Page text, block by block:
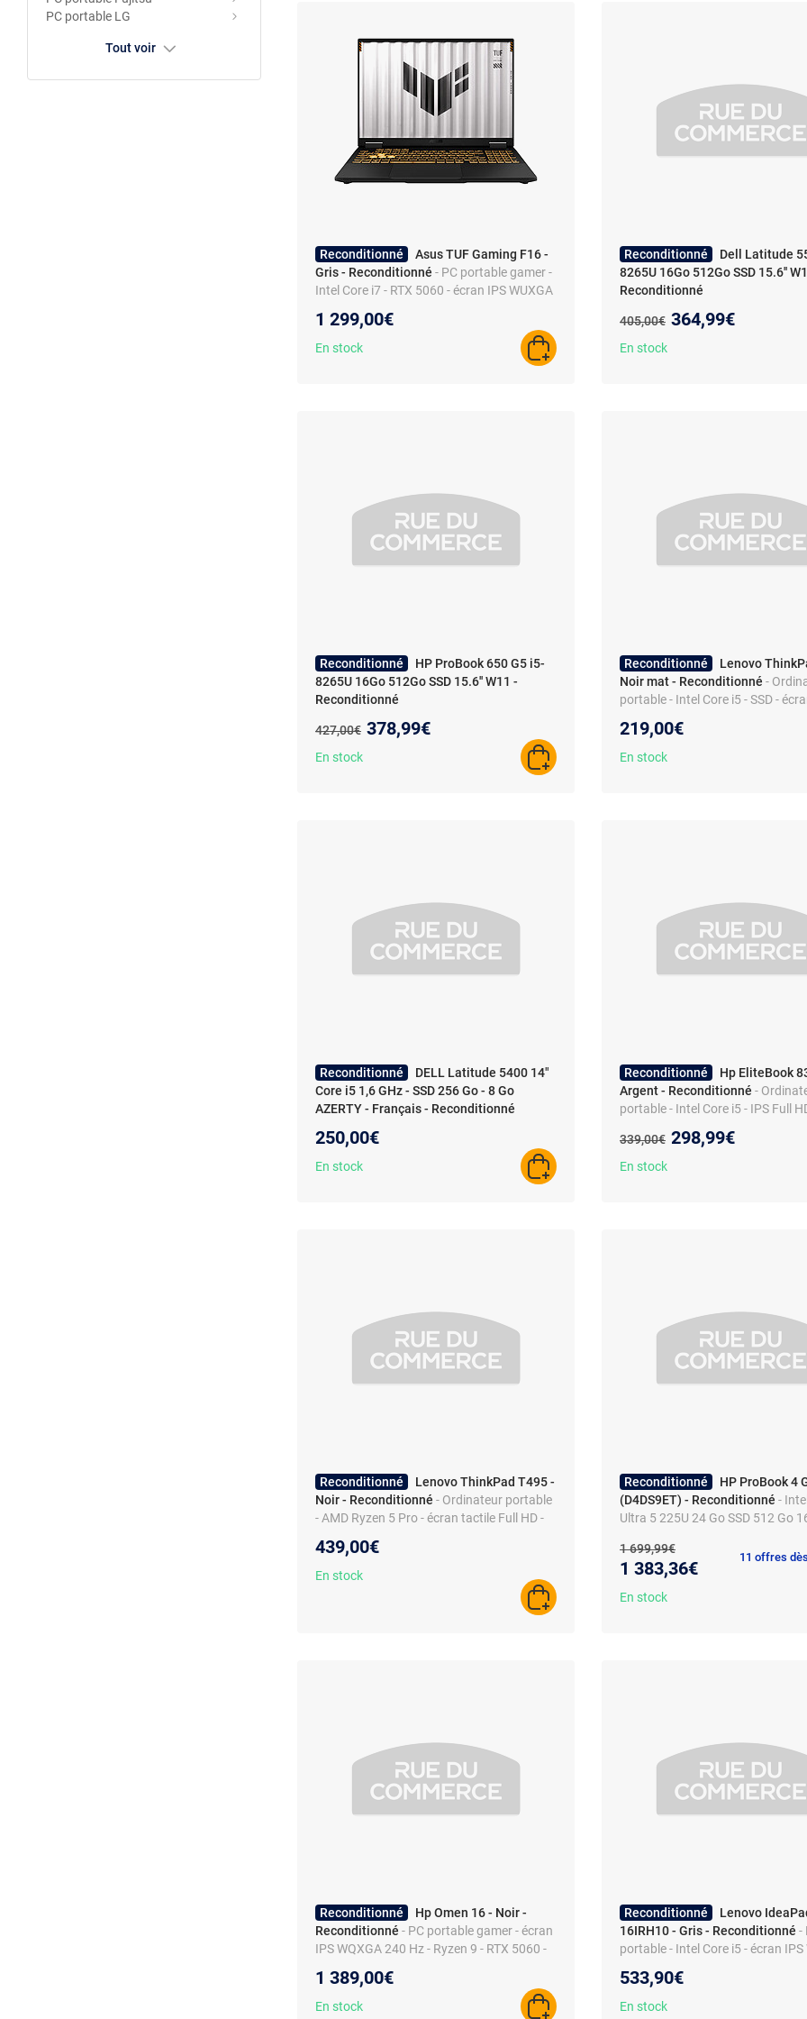
PC portable LG
Tout voir
Reconditionné
Asus TUF Gaming F16 -
Gris - Reconditionné - PC portable gamer -
Intel Core i7 - RTX 5060 - écran IPS WUXGA
1 299,00€
En stock
AJOUTER AU PANIER
Reconditionné
Dell Latitude
8265U 16Go 512Go SSD 15.6''
Reconditionné
Ancien prix :
405,00€ Nouveau prix :
364,99€
En stock
Reconditionné
HP ProBook 650 G5 i5-
8265U 16Go 512Go SSD 15.6'' W11 -
Reconditionné
Ancien prix :
427,00€ Nouveau prix :
378,99€
En stock
AJOUTER AU PANIER
Reconditionné
Lenovo
Noir mat - Reconditionné -
portable - Intel Core i5 - SSD -
219,00€
En stock
Reconditionné
DELL Latitude 5400 14"
Core i5 1,6 GHz - SSD 256 Go - 8 Go
AZERTY - Français - Reconditionné
250,00€
En stock
AJOUTER AU PANIER
Reconditionné
Hp EliteBook
Argent - Reconditionné -
portable - Intel Core i5 - IPS Full
Ancien prix :
339,00€ Nouveau prix :
298,99€
En stock
Reconditionné
Lenovo ThinkPad T495 -
Noir - Reconditionné - Ordinateur portable
- AMD Ryzen 5 Pro - écran tactile Full HD -
439,00€
En stock
AJOUTER AU PANIER
Reconditionné
HP ProBook 4
(D4DS9ET) - Reconditionné -
Ultra 5 225U 24 Go SSD 512 Go
Windows 11 Professionnel
Ancien prix :
1 699,99€
1 383,36€
11 offres
En stock
Reconditionné
Hp Omen 16 - Noir -
Reconditionné - PC portable gamer - écran
IPS WQXGA 240 Hz - Ryzen 9 - RTX 5060 -
1 389,00€
En stock
AJOUTER AU PANIER
Reconditionné
Lenovo
16IRH10 - Gris - Reconditionné -
portable - Intel Core i5 - écran IPS
533,90€
En stock